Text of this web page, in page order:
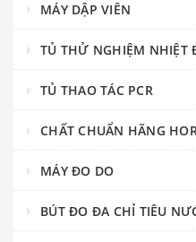
MÁY DẬP VIÊN
TỦ THỬ NGHIỆM NHIỆT
TỦ THAO TÁC PCR
CHẤT CHUẨN HÃNG
MÁY ĐO DO
BÚT ĐO ĐA CHỈ TIÊU